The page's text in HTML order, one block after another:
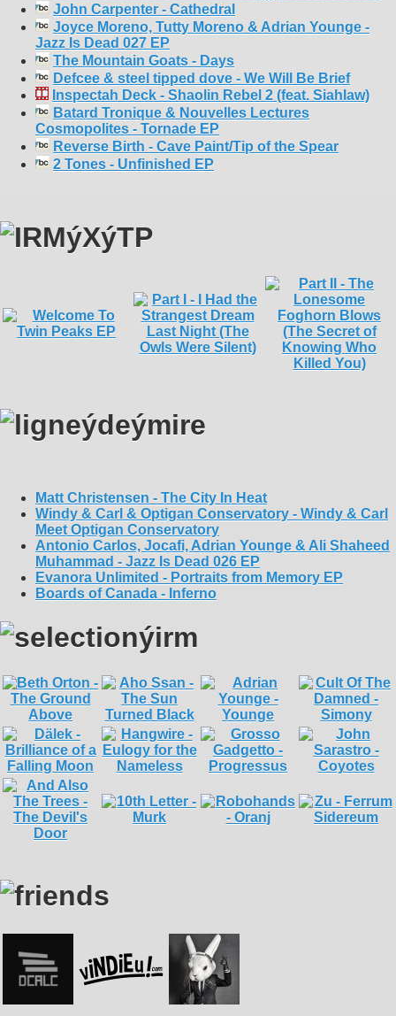
John Carpenter - Cathedral
Joyce Moreno, Tutty Moreno & Adrian Younge -
Jazz Is Dead 027 EP
The Mountain Goats - Days
Defcee & steel tipped dove - We Will Be Brief
Inspectah Deck - Shaolin Rebel 2 (feat. Siahlaw)
Batard Tronique & Nouvelles Lectures
Cosmopolites - Tornade EP
Reverse Birth - Cave Paint/Tip of the Spear
2 Tones - Unfinished EP
Matt Christensen - The City In Heat
Windy & Carl & Optigan Conservatory - Windy & Carl
Meet Optigan Conservatory
Antonio Carlos, Jocafi, Adrian Younge & Ali Shaheed
Muhammad - Jazz Is Dead 026 EP
Evanora Unlimited - Portraits from Memory EP
Boards of Canada - Inferno